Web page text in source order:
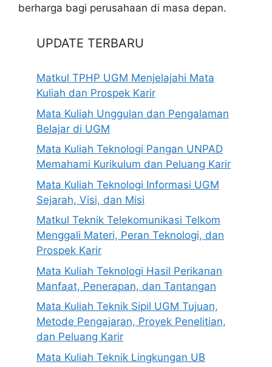
berharga bagi perusahaan di masa depan.
UPDATE TERBARU
Matkul TPHP UGM Menjelajahi Mata
Kuliah dan Prospek Karir
Mata Kuliah Unggulan dan Pengalaman
Belajar di UGM
Mata Kuliah Teknologi Pangan UNPAD
Memahami Kurikulum dan Peluang Karir
Mata Kuliah Teknologi Informasi UGM
Sejarah, Visi, dan Misi
Matkul Teknik Telekomunikasi Telkom
Menggali Materi, Peran Teknologi, dan
Prospek Karir
Mata Kuliah Teknologi Hasil Perikanan
Manfaat, Penerapan, dan Tantangan
Mata Kuliah Teknik Sipil UGM Tujuan,
Metode Pengajaran, Proyek Penelitian,
dan Peluang Karir
Mata Kuliah Teknik Lingkungan UB